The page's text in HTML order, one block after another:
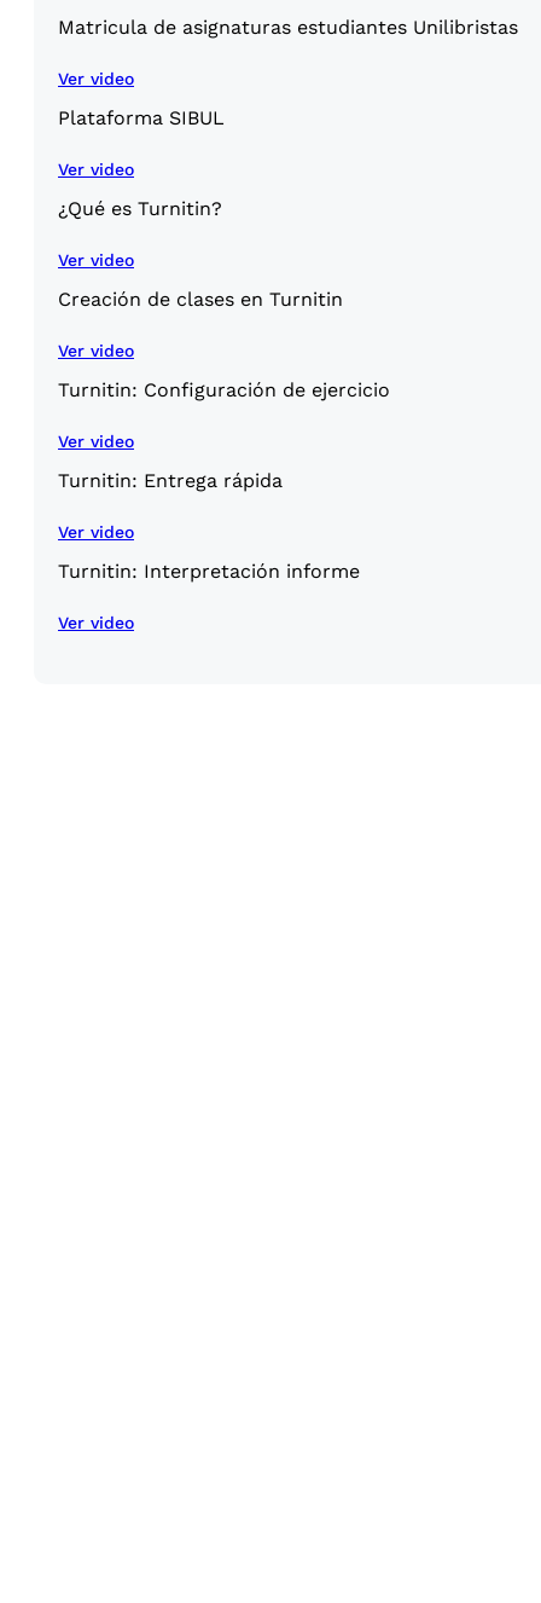
Matricula de asignaturas estudiantes Unilibristas
Ver video
Plataforma SIBUL
Ver video
¿Qué es Turnitin?
Ver video
Creación de clases en Turnitin
Ver video
Turnitin: Configuración de ejercicio
Ver video
Turnitin: Entrega rápida
Ver video
Turnitin: Interpretación informe
Ver video